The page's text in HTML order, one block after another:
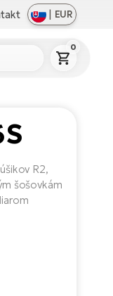
| EUR
0
R2,
šošovkám